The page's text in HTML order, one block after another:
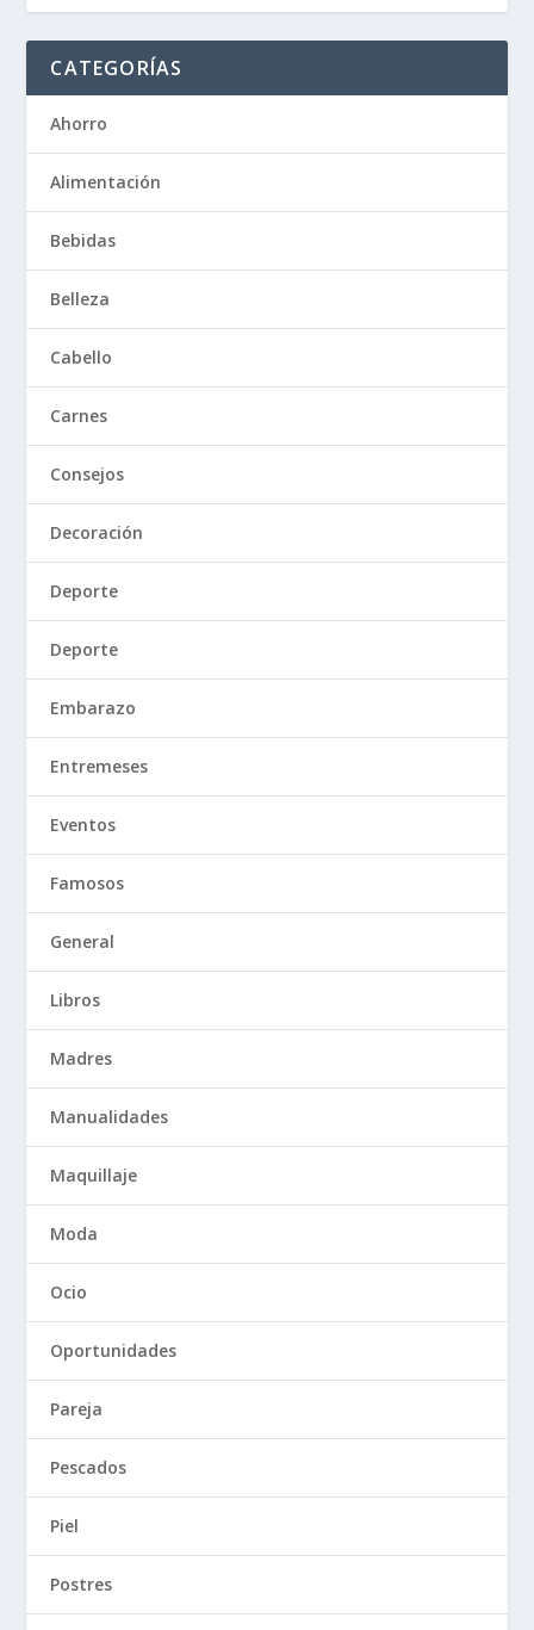
CATEGORÍAS
Ahorro
Alimentación
Bebidas
Belleza
Cabello
Carnes
Consejos
Decoración
Deporte
Deporte
Embarazo
Entremeses
Eventos
Famosos
General
Libros
Madres
Manualidades
Maquillaje
Moda
Ocio
Oportunidades
Pareja
Pescados
Piel
Postres